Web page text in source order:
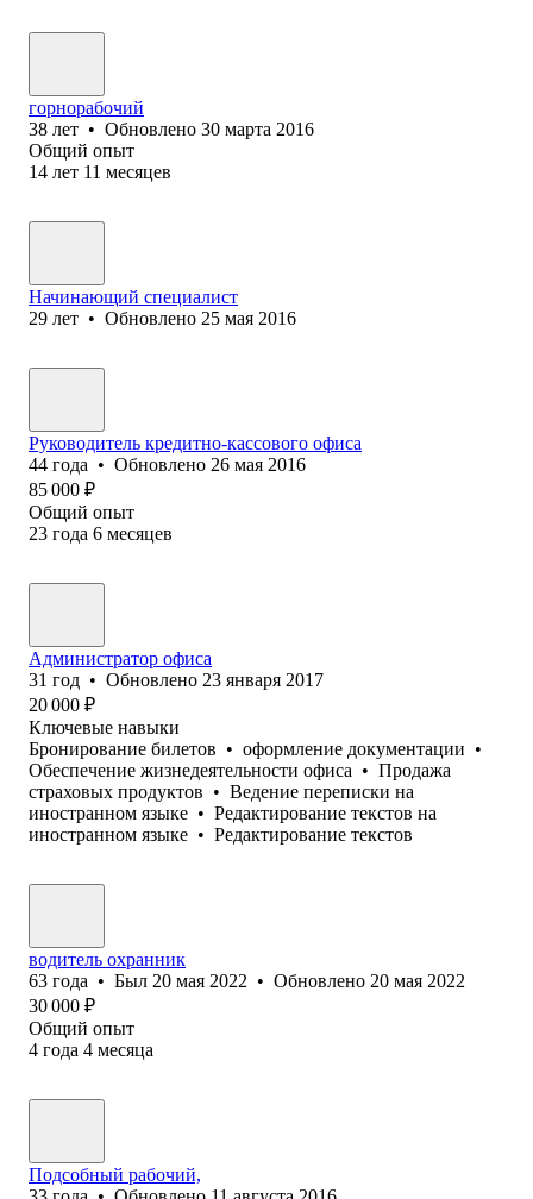
горнорабочий
38 лет • Обновлено 30 марта 2016
Общий опыт
14 лет 11 месяцев
Начинающий специалист
29 лет • Обновлено 25 мая 2016
Руководитель кредитно-кассового офиса
44 года • Обновлено 26 мая 2016
85 000 ₽
Общий опыт
23 года 6 месяцев
Администратор офиса
31 год • Обновлено 23 января 2017
20 000 ₽
Ключевые навыки
Бронирование билетов • оформление документации •
Обеспечение жизнедеятельности офиса • Продажа
страховых продуктов • Ведение переписки на
иностранном языке • Редактирование текстов на
иностранном языке • Редактирование текстов
водитель охранник
63 года • Был 20 мая 2022 • Обновлено 20 мая 2022
30 000 ₽
Общий опыт
4 года 4 месяца
Подсобный рабочий,